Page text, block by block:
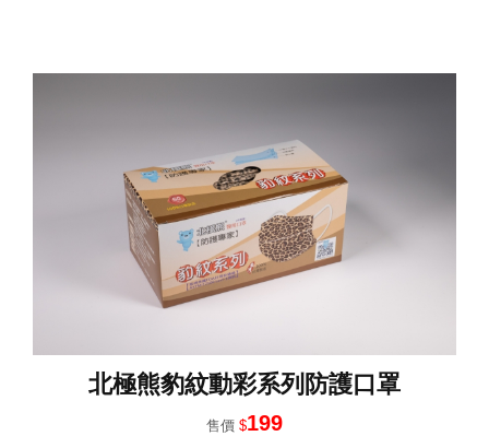
北極熊豹紋動彩系列防護口罩
售價 $199